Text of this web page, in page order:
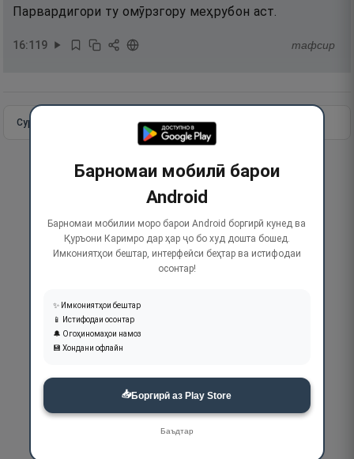
Парвардигори ту омӯрзгору меҳрубон аст.
16:119 тафсир
Сураи пурра Идома додан
Барномаи мобилӣ барои
Android
Барномаи мобилии моро барои Android боргирӣ кунед ва
Қуръони Каримро дар ҳар ҷо бо худ дошта бошед.
Имкониятҳои бештар, интерфейси беҳтар ва истифодаи
осонтар!
✨ Имкониятҳои бештар
📱 Истифодаи осонтар
🔔 Огоҳиномаҳои намоз
💾 Хондани офлайн
📥Боргирӣ аз Play Store
Баъдтар